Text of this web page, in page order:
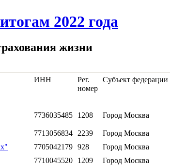
2022 года
жизни
ИНН
Рег.
номер
Субъект федерации
7736035485 1208 Город Москва
7713056834 2239 Город Москва
7705042179 928 Город Москва
7710045520 1209 Город Москва